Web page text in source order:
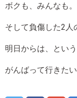
ボクも、みんなも。
そして負傷した2人
明日からは、とい
がんばって行きた